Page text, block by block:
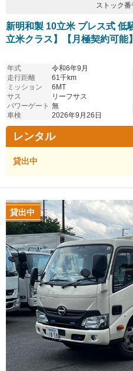
ストック番
新明和製 10立米 プレス式 低
立米クラス】【月極契約可能】
年式
令和6年9月
走行距離
61千km
ミッション
6MT
サス
リーフサス
パワーゲート 無
車検
2026年9月26日
レンタル
貸出中
貸出中